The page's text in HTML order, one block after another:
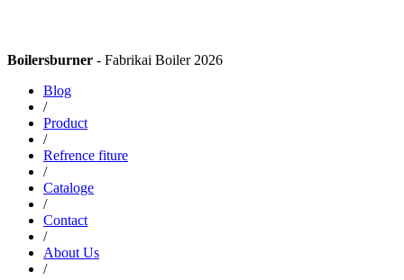
Boilersburner - Fabrikai Boiler 2026
Blog
/
Product
/
Refrence fiture
/
Cataloge
/
Contact
/
About Us
/